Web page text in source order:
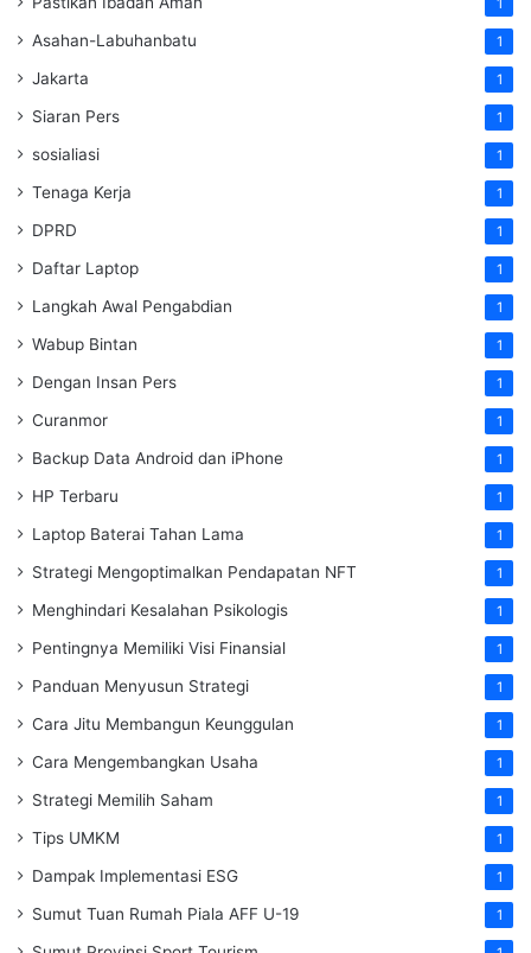
1
Asahan-Labuhanbatu 1
Jakarta 1
Siaran Pers 1
sosialiasi 1
Tenaga Kerja 1
DPRD 1
Daftar Laptop 1
Langkah Awal Pengabdian 1
Wabup Bintan 1
Dengan Insan Pers 1
Curanmor 1
Backup Data Android dan iPhone 1
HP Terbaru 1
Laptop Baterai Tahan Lama 1
Strategi Mengoptimalkan Pendapatan NFT 1
Menghindari Kesalahan Psikologis 1
Pentingnya Memiliki Visi Finansial 1
Panduan Menyusun Strategi 1
Cara Jitu Membangun Keunggulan 1
Cara Mengembangkan Usaha 1
Strategi Memilih Saham 1
Tips UMKM 1
Dampak Implementasi ESG 1
Sumut Tuan Rumah Piala AFF U-19 1